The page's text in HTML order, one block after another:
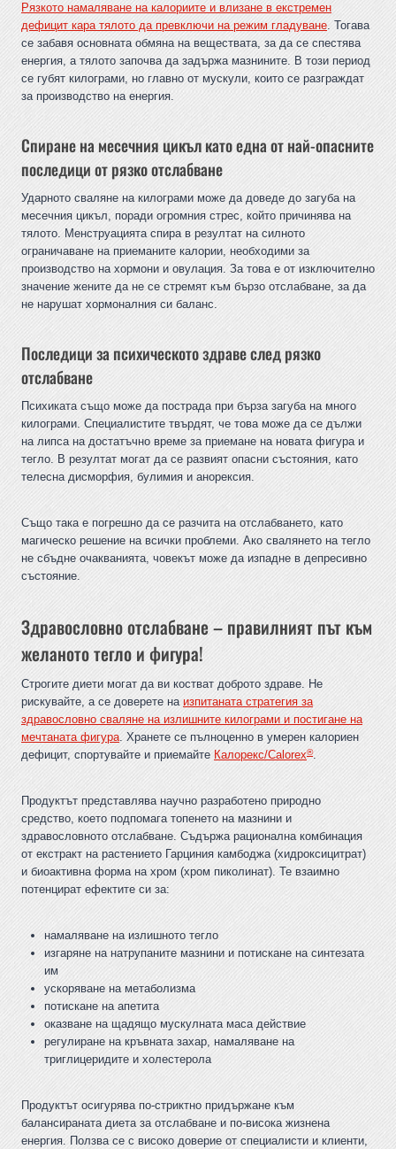
Рязкото намаляване на калориите и влизане в екстремен
дефицит кара тялото да превключи на режим гладуване. Тогава
се забавя основната обмяна на веществата, за да се спестява
енергия, а тялото започва да задържа мазнините. В този период
се губят килограми, но главно от мускули, които се разграждат
за производство на енергия.
Спиране на месечния цикъл като една от най-опасните
последици от рязко отслабване
Ударното сваляне на килограми може да доведе до загуба на
месечния цикъл, поради огромния стрес, който причинява на
тялото. Менструацията спира в резултат на силното
ограничаване на приеманите калории, необходими за
производство на хормони и овулация. За това е от изключително
значение жените да не се стремят към бързо отслабване, за да
не нарушат хормоналния си баланс.
Последици за психическото здраве след рязко
отслабване
Психиката също може да пострада при бърза загуба на много
килограми. Специалистите твърдят, че това може да се дължи
на липса на достатъчно време за приемане на новата фигура и
тегло. В резултат могат да се развият опасни състояния, като
телесна дисморфия, булимия и анорексия.
Също така е погрешно да се разчита на отслабването, като
магическо решение на всички проблеми. Ако свалянето на тегло
не сбъдне очакванията, човекът може да изпадне в депресивно
състояние.
Здравословно отслабване – правилният път към
желаното тегло и фигура!
Строгите диети могат да ви костват доброто здраве. Не
рискувайте, а се доверете на изпитаната стратегия за
здравословно сваляне на излишните килограми и постигане на
мечтаната фигура. Хранете се пълноценно в умерен калориен
дефицит, спортувайте и приемайте Калорекс/Calorex®.
Продуктът представлява научно разработено природно
средство, което подпомага топенето на мазнини и
здравословното отслабване. Съдържа рационална комбинация
от екстракт на растението Гарциния камбоджа (хидроксицитрат)
и биоактивна форма на хром (хром пиколинат). Те взаимно
потенцират ефектите си за:
намаляване на излишното тегло
изгаряне на натрупаните мазнини и потискане на синтезата
им
ускоряване на метаболизма
потискане на апетита
оказване на щадящо мускулната маса действие
регулиране на кръвната захар, намаляване на
триглицеридите и холестерола
Продуктът осигурява по-стриктно придържане към
балансираната диета за отслабване и по-висока жизнена
енергия. Ползва се с високо доверие от специалисти и клиенти,